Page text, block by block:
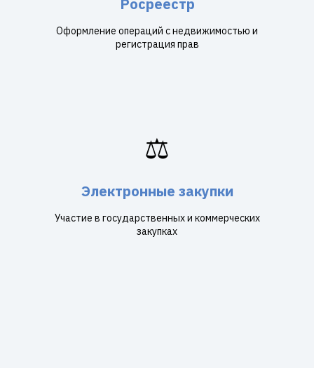
Росреестр
Оформление операций с недвижимостью и
регистрация прав
⚖️
Электронные закупки
Участие в государственных и коммерческих
закупках